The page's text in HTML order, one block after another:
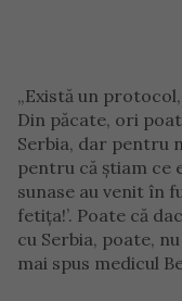
„Există un
Din păcate, ori
Serbia, dar pentru
pentru că știam ce
sunase au venit în
fetița!’. Poate că
cu Serbia, poate,
mai spus medicul